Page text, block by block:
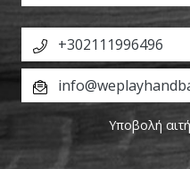
+302111996496
Υποβολή